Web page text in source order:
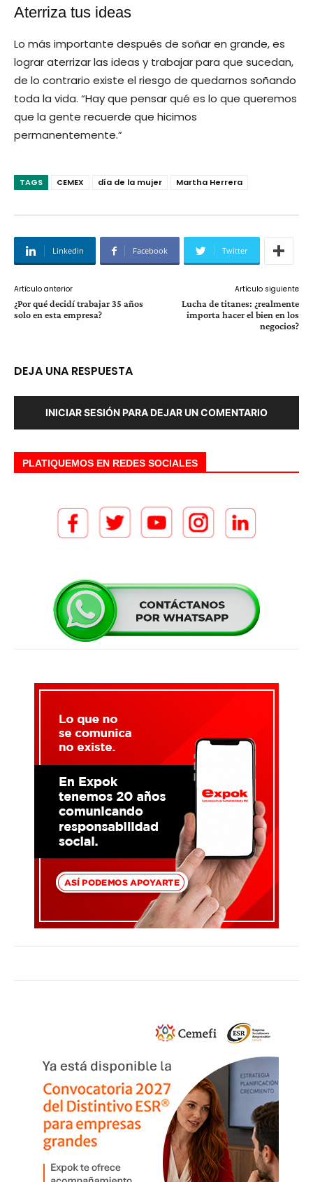
Aterriza tus ideas
Lo más importante después de soñar en grande, es
lograr aterrizar las ideas y trabajar para que sucedan,
de lo contrario existe el riesgo de quedarnos soñando
toda la vida. “Hay que pensar qué es lo que queremos
que la gente recuerde que hicimos
permanentemente.”
TAGS CEMEX día de la mujer Martha Herrera
Linkedin Facebook Twitter
Artículo anterior
¿Por qué decidí trabajar 35 años
solo en esta empresa?
Artículo siguiente
Lucha de titanes: ¿realmente
importa hacer el bien en los
negocios?
DEJA UNA RESPUESTA
INICIAR SESIÓN PARA DEJAR UN COMENTARIO
PLATIQUEMOS EN REDES SOCIALES